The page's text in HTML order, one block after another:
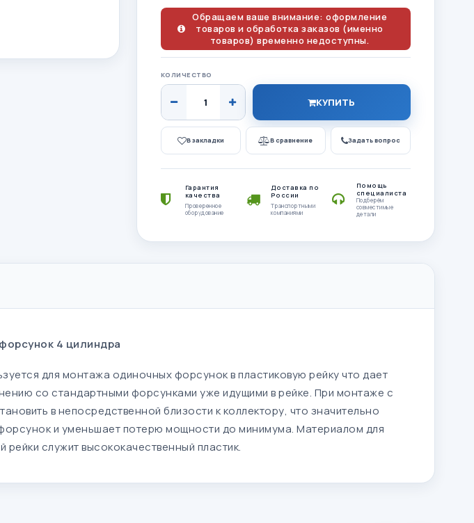
Обращаем ваше внимание: оформление
товаров и обработка заказов (именно
товаров) временно недоступны.
КОЛИЧЕСТВО
КУПИТЬ
В закладки В сравнение Задать вопрос
Гарантия
качества
Проверенное
оборудование
Доставка по
России
Транспортными
компаниями
Помощь
специалиста
Подберём
совместимые
детали
4 цилиндра
для монтажа одиночных форсунок в пластиковую рейку что дает
со стандартными форсунками уже идущими в рейке. При монтаже с
в непосредственной близости к коллектору, что значительно
и уменьшает потерю мощности до минимума. Материалом для
рейки служит высококачественный пластик.